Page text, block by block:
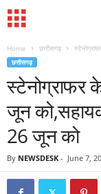
Home छत्तीसगढ़
छत्तीसगढ़
स्टेनोग्राफर
जून
26 जून को
By NEWSDESK - June 7,